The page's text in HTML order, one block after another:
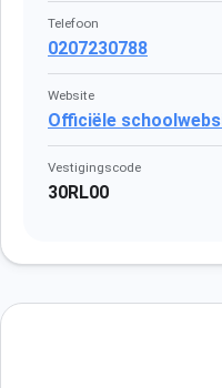
Telefoon
0207230788
Website
Officiële
Vestigingscode
30RL00